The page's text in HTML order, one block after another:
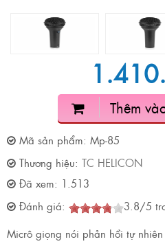
Thêm
Mã sản phẩm: Mp-85
Thương hiệu: TC HELICON
Đã xem: 1.513
Đánh giá:
3.8/5
Micrô giọng nói phản hồi tự